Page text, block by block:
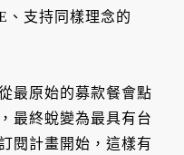
、支持同樣理念的
最原始的募款餐會點
最終蛻變為最具有台
閱計畫開始，這樣有